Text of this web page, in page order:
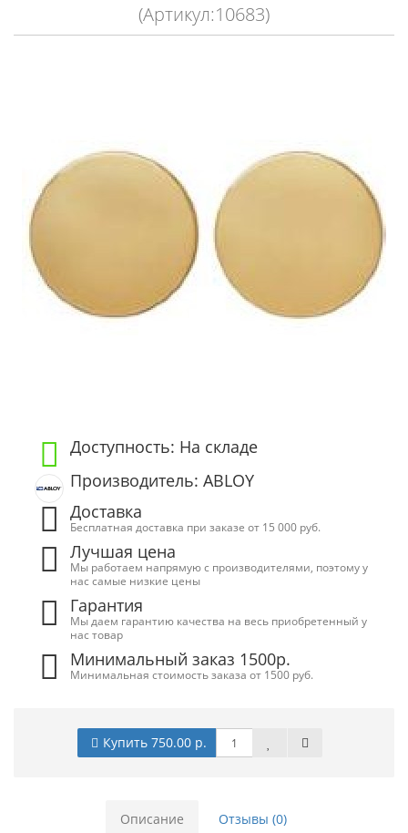
(Артикул:10683)
Доступность: На складе
Производитель: ABLOY
Доставка
Бесплатная доставка при заказе от 15 000 руб.
Лучшая цена
Мы работаем напрямую с производителями, поэтому у
нас самые низкие цены
Гарантия
Мы даем гарантию качества на весь приобретенный у
нас товар
Минимальный заказ 1500р.
Минимальная стоимость заказа от 1500 руб.
Купить 750.00 р.
Описание Отзывы (0)